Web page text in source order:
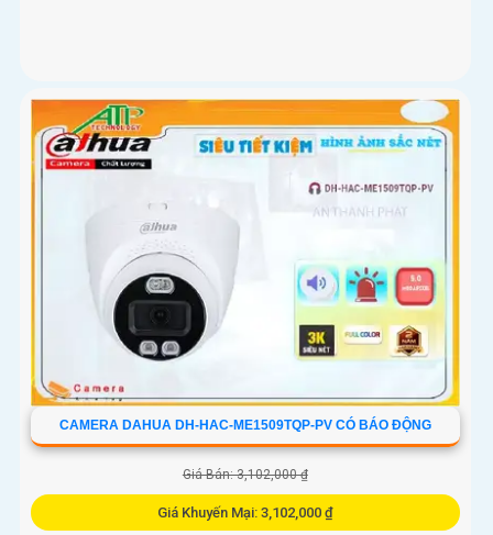
CAMERA DAHUA DH-HAC-ME1509TQP-PV CÓ BÁO ĐỘNG
Giá Bán: 3,102,000 ₫
Giá Khuyến Mại: 3,102,000 ₫